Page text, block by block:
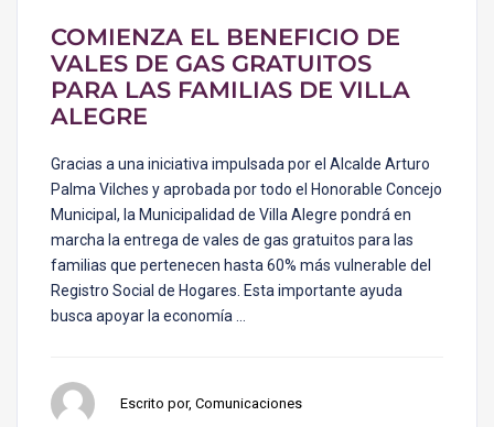
COMIENZA EL BENEFICIO DE
VALES DE GAS GRATUITOS
PARA LAS FAMILIAS DE VILLA
ALEGRE
Gracias a una iniciativa impulsada por el Alcalde Arturo
Palma Vilches y aprobada por todo el Honorable Concejo
Municipal, la Municipalidad de Villa Alegre pondrá en
marcha la entrega de vales de gas gratuitos para las
familias que pertenecen hasta 60% más vulnerable del
Registro Social de Hogares. Esta importante ayuda
busca apoyar la economía …
Escrito por, Comunicaciones